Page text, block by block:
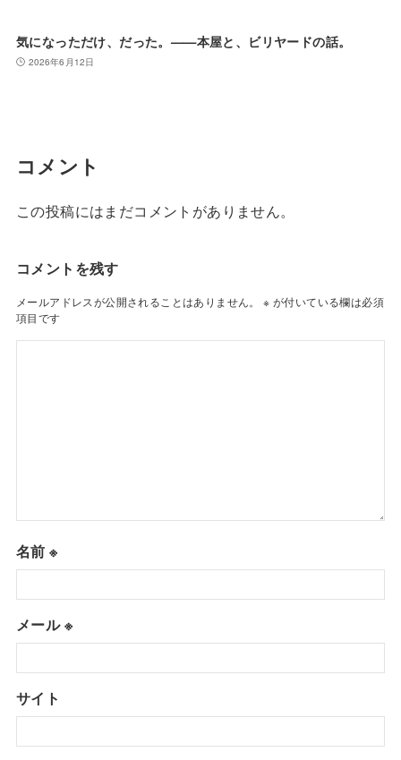
気になっただけ、だった。——本屋と、ビリヤードの話。
2026年6月12日
コメント
この投稿にはまだコメントがありません。
コメントを残す
メールアドレスが公開されることはありません。 ※ が付いている欄は必須
項目です
名前※
メール※
サイト